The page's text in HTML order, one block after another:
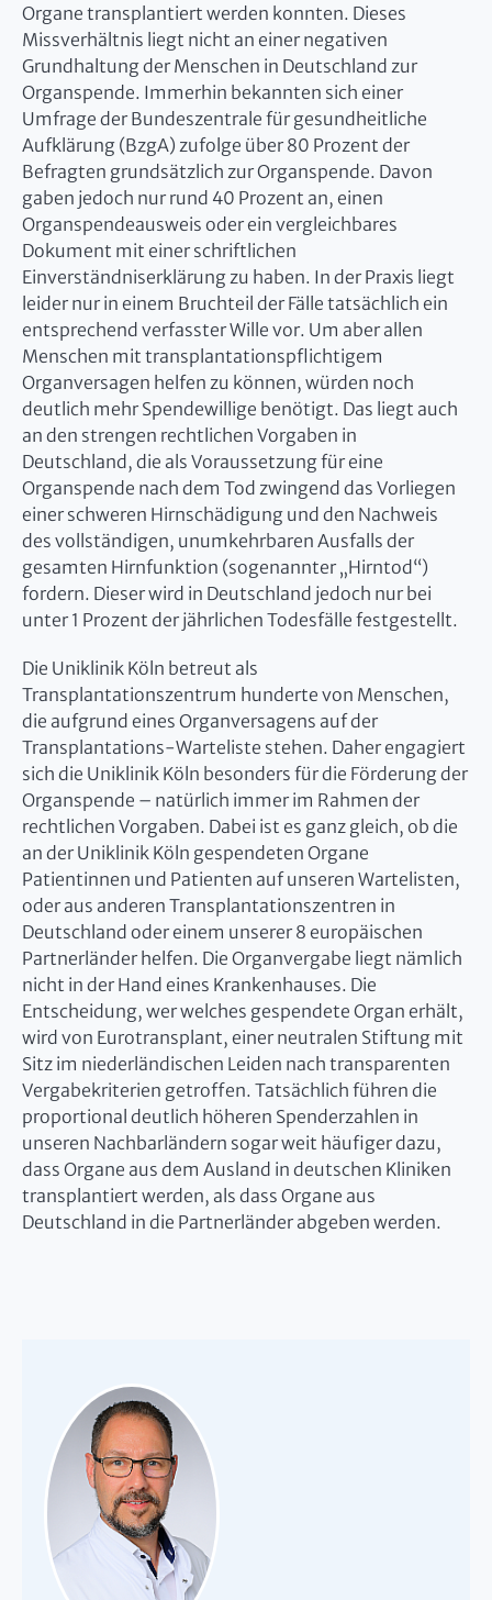
Organe transplantiert werden konnten. Dieses
Missverhältnis liegt nicht an einer negativen
Grundhaltung der Menschen in Deutschland zur
Organspende. Immerhin bekannten sich einer
Umfrage der Bundeszentrale für gesundheitliche
Aufklärung (BzgA) zufolge über 80 Prozent der
Befragten grundsätzlich zur Organspende. Davon
gaben jedoch nur rund 40 Prozent an, einen
Organspendeausweis oder ein vergleichbares
Dokument mit einer schriftlichen
Einverständniserklärung zu haben. In der Praxis liegt
leider nur in einem Bruchteil der Fälle tatsächlich ein
entsprechend verfasster Wille vor. Um aber allen
Menschen mit transplantationspflichtigem
Organversagen helfen zu können, würden noch
deutlich mehr Spendewillige benötigt. Das liegt auch
an den strengen rechtlichen Vorgaben in
Deutschland, die als Voraussetzung für eine
Organspende nach dem Tod zwingend das Vorliegen
einer schweren Hirnschädigung und den Nachweis
des vollständigen, unumkehrbaren Ausfalls der
gesamten Hirnfunktion (sogenannter „Hirntod“)
fordern. Dieser wird in Deutschland jedoch nur bei
unter 1 Prozent der jährlichen Todesfälle festgestellt.
Die Uniklinik Köln betreut als
Transplantationszentrum hunderte von Menschen,
die aufgrund eines Organversagens auf der
Transplantations-Warteliste stehen. Daher engagiert
sich die Uniklinik Köln besonders für die Förderung der
Organspende – natürlich immer im Rahmen der
rechtlichen Vorgaben. Dabei ist es ganz gleich, ob die
an der Uniklinik Köln gespendeten Organe
Patientinnen und Patienten auf unseren Wartelisten,
oder aus anderen Transplantationszentren in
Deutschland oder einem unserer 8 europäischen
Partnerländer helfen. Die Organvergabe liegt nämlich
nicht in der Hand eines Krankenhauses. Die
Entscheidung, wer welches gespendete Organ erhält,
wird von Eurotransplant, einer neutralen Stiftung mit
Sitz im niederländischen Leiden nach transparenten
Vergabekriterien getroffen. Tatsächlich führen die
proportional deutlich höheren Spenderzahlen in
unseren Nachbarländern sogar weit häufiger dazu,
dass Organe aus dem Ausland in deutschen Kliniken
transplantiert werden, als dass Organe aus
Deutschland in die Partnerländer abgeben werden.